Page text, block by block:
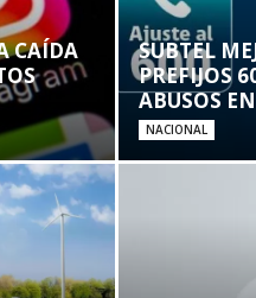
CAÍDA
SUBTEL
PREFIJOS
ABUSOS
NACIONAL